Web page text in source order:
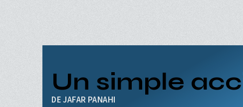
Navigation
principale
ACCUEIL
ÉVÉNEMENTS
CINÉ-CLUBS
INFOS PRATIQUES
Un simple
JAFAR PANAHI